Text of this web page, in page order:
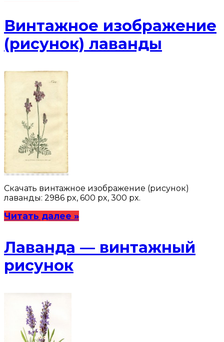
Винтажное изображение
(рисунок) лаванды
Скачать винтажное изображение (рисунок)
лаванды: 2986 px, 600 px, 300 px.
Читать далее »
Лаванда — винтажный
рисунок